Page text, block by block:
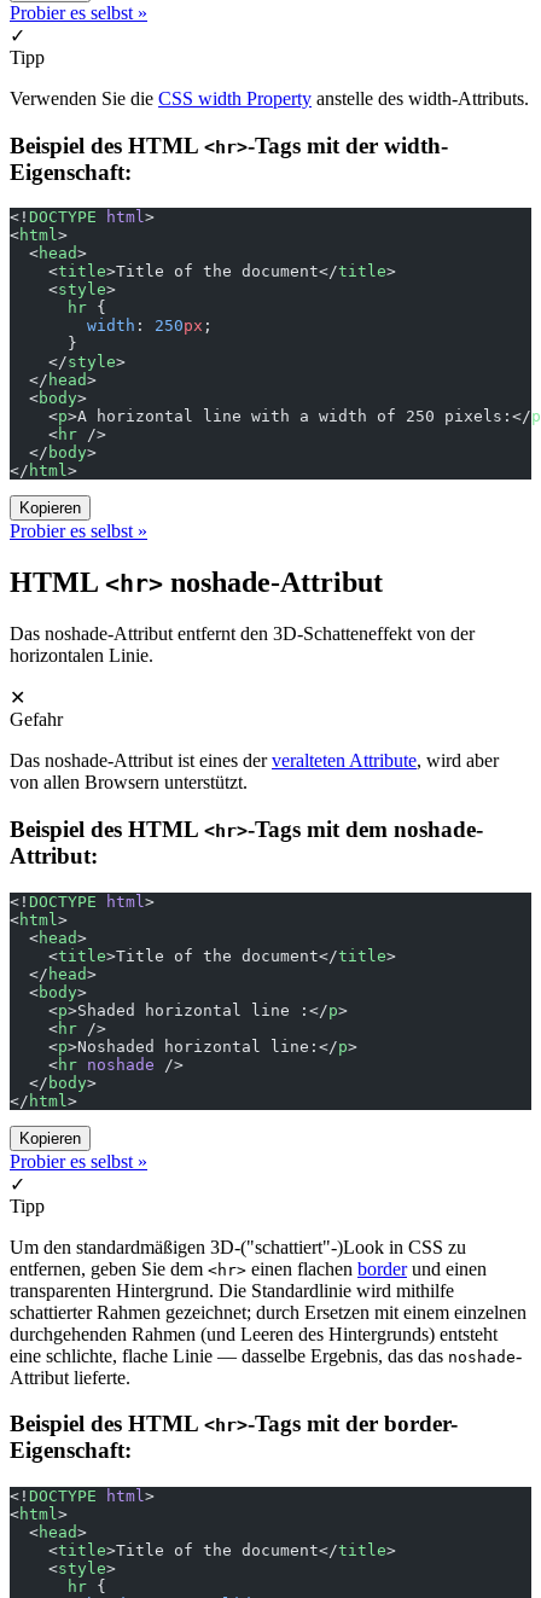
Probier es selbst »
✓
Tipp
Verwenden Sie die CSS width Property anstelle des width-Attributs.
Beispiel des HTML <hr>-Tags mit der width-
Eigenschaft:
<! DOCTYPE html>
<html>
  <
head>
    <
title>Title of the document</title>
    <
style>
      hr
{
        width
: 250px ;
      }
    </
style>
  </
head>
  <
body>
    <
p>A horizontal line with a width of 250 pixels:</p
    <
hr />
  </
body>
</ html>
Kopieren
Probier es selbst »
HTML <hr> noshade-Attribut
Das noshade-Attribut entfernt den 3D-Schatteneffekt von der
horizontalen Linie.
✕
Gefahr
Das noshade-Attribut ist eines derveralteten Attribute, wird aber
von allen Browsern unterstützt.
Beispiel des HTML <hr>-Tags mit dem noshade-
Attribut:
<! DOCTYPE html >
<html >
  <
head>
    <
title>Title of the document</title>
  </
head>
  <
body>
    <
p>Shaded horizontal line :</p>
    <
hr />
    <
p>Noshaded horizontal line:</p>
    <
hr noshade />
  </
body>
</ html >
Kopieren
Probier es selbst »
✓
Tipp
Um den standardmäßigen 3D-("schattiert"-)Look in CSS zu
entfernen, geben Sie dem <hr> einen flachen borderund einen
transparenten Hintergrund. Die Standardlinie wird mithilfe
schattierter Rahmen gezeichnet; durch Ersetzen mit einem einzelnen
durchgehenden Rahmen (und Leeren des Hintergrunds) entsteht
eine schlichte, flache Linie — dasselbe Ergebnis, das das noshade-
Attribut lieferte.
Beispiel des HTML <hr>-Tags mit der border-
Eigenschaft:
<! DOCTYPE html >
<html >
  <
head>
    <
title>Title of the document</title>
    <
style>
      hr
{